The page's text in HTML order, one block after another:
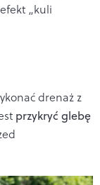
„kuli
drenaż z
przykryć glebę